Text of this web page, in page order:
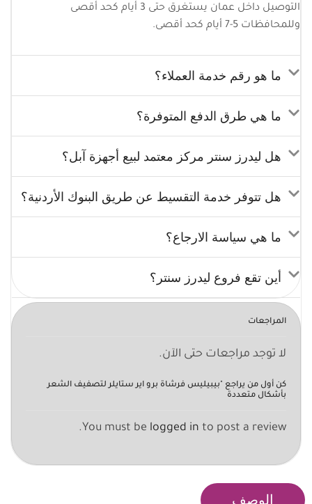
التوصيل داخل عمان يستغرق حتى 3 أيام كحد أقصى
وللمحافظات 5-7 أيام كحد أقصى.
ما هو رقم خدمة العملاء؟
ما هي طرق الدفع المتوفرة؟
هل ليدرز سنتر مركز معتمد لبيع أجهزة آبل؟
هل تتوفر خدمة التقسيط عن طريق البنوك الأردنية؟
ما هي سياسة الارجاع؟
أين تقع فروع ليدرز سنتر؟
المراجعات
لا توجد مراجعات حتى الآن.
كن أول من يراجع "بيبيليس فرشاة برو اير ستايلر لتصفيف الشعر
بأشكال متعددة
You must be logged in to post a review.
الوصف